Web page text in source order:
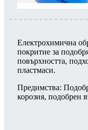
Електрохимична
покритие за
повърхността,
пластмаси.
Предимства:
корозия, подобрен